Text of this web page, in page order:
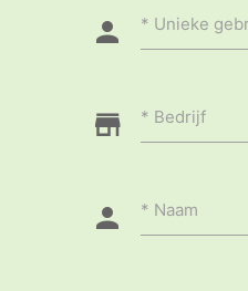
Unieke
Bedrijf
Naam